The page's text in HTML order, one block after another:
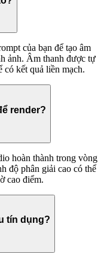
của bạn để tạo âm
ảnh. Âm thanh được tự
kết quả liền mạch.
render?
hoàn thành trong vòng
độ phân giải cao có thể
cao điểm.
tín dụng?